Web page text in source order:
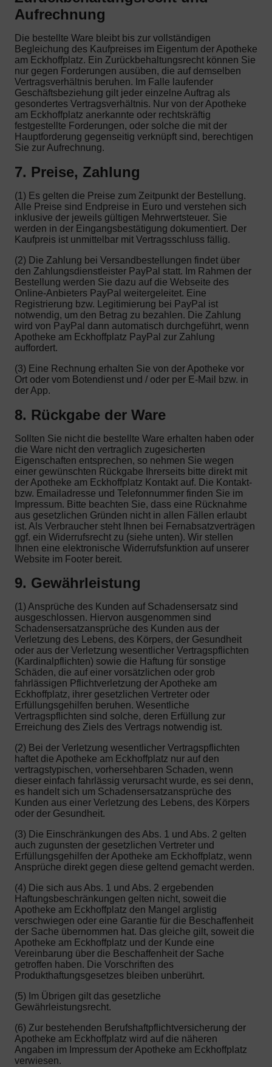
Aufrechnung
Die bestellte Ware bleibt bis zur vollständigen
Begleichung des Kaufpreises im Eigentum der Apotheke
am Eckhoffplatz. Ein Zurückbehaltungsrecht können Sie
nur gegen Forderungen ausüben, die auf demselben
Vertragsverhältnis beruhen. Im Falle laufender
Geschäftsbeziehung gilt jeder einzelne Auftrag als
gesondertes Vertragsverhältnis. Nur von der Apotheke
am Eckhoffplatz anerkannte oder rechtskräftig
festgestellte Forderungen, oder solche die mit der
Hauptforderung gegenseitig verknüpft sind, berechtigen
Sie zur Aufrechnung.
7. Preise, Zahlung
(1) Es gelten die Preise zum Zeitpunkt der Bestellung.
Alle Preise sind Endpreise in Euro und verstehen sich
inklusive der jeweils gültigen Mehrwertsteuer. Sie
werden in der Eingangsbestätigung dokumentiert. Der
Kaufpreis ist unmittelbar mit Vertragsschluss fällig.
(2) Die Zahlung bei Versandbestellungen findet über
den Zahlungsdienstleister PayPal statt. Im Rahmen der
Bestellung werden Sie dazu auf die Webseite des
Online-Anbieters PayPal weitergeleitet. Eine
Registrierung bzw. Legitimierung bei PayPal ist
notwendig, um den Betrag zu bezahlen. Die Zahlung
wird von PayPal dann automatisch durchgeführt, wenn
Apotheke am Eckhoffplatz PayPal zur Zahlung
auffordert.
(3) Eine Rechnung erhalten Sie von der Apotheke vor
Ort oder vom Botendienst und / oder per E-Mail bzw. in
der App.
8. Rückgabe der Ware
Sollten Sie nicht die bestellte Ware erhalten haben oder
die Ware nicht den vertraglich zugesicherten
Eigenschaften entsprechen, so nehmen Sie wegen
einer gewünschten Rückgabe Ihrerseits bitte direkt mit
der Apotheke am Eckhoffplatz Kontakt auf. Die Kontakt-
bzw. Emailadresse und Telefonnummer finden Sie im
Impressum. Bitte beachten Sie, dass eine Rücknahme
aus gesetzlichen Gründen nicht in allen Fällen erlaubt
ist. Als Verbraucher steht Ihnen bei Fernabsatzverträgen
ggf. ein Widerrufsrecht zu (siehe unten). Wir stellen
Ihnen eine elektronische Widerrufsfunktion auf unserer
Website im Footer bereit.
9. Gewährleistung
(1) Ansprüche des Kunden auf Schadensersatz sind
ausgeschlossen. Hiervon ausgenommen sind
Schadensersatzansprüche des Kunden aus der
Verletzung des Lebens, des Körpers, der Gesundheit
oder aus der Verletzung wesentlicher Vertragspflichten
(Kardinalpflichten) sowie die Haftung für sonstige
Schäden, die auf einer vorsätzlichen oder grob
fahrlässigen Pflichtverletzung der Apotheke am
Eckhoffplatz, ihrer gesetzlichen Vertreter oder
Erfüllungsgehilfen beruhen. Wesentliche
Vertragspflichten sind solche, deren Erfüllung zur
Erreichung des Ziels des Vertrags notwendig ist.
(2) Bei der Verletzung wesentlicher Vertragspflichten
haftet die Apotheke am Eckhoffplatz nur auf den
vertragstypischen, vorhersehbaren Schaden, wenn
dieser einfach fahrlässig verursacht wurde, es sei denn,
es handelt sich um Schadensersatzansprüche des
Kunden aus einer Verletzung des Lebens, des Körpers
oder der Gesundheit.
(3) Die Einschränkungen des Abs. 1 und Abs. 2 gelten
auch zugunsten der gesetzlichen Vertreter und
Erfüllungsgehilfen der Apotheke am Eckhoffplatz, wenn
Ansprüche direkt gegen diese geltend gemacht werden.
(4) Die sich aus Abs. 1 und Abs. 2 ergebenden
Haftungsbeschränkungen gelten nicht, soweit die
Apotheke am Eckhoffplatz den Mangel arglistig
verschwiegen oder eine Garantie für die Beschaffenheit
der Sache übernommen hat. Das gleiche gilt, soweit die
Apotheke am Eckhoffplatz und der Kunde eine
Vereinbarung über die Beschaffenheit der Sache
getroffen haben. Die Vorschriften des
Produkthaftungsgesetzes bleiben unberührt.
(5) Im Übrigen gilt das gesetzliche
Gewährleistungsrecht.
(6) Zur bestehenden Berufshaftpflichtversicherung der
Apotheke am Eckhoffplatz wird auf die näheren
Angaben im Impressum der Apotheke am Eckhoffplatz
verwiesen.